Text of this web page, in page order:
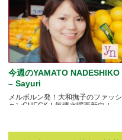
今週のYAMATO NADESHIKO
– Sayuri
メルボルン発！大和撫子のファッシ
ョンCHECK！毎週水曜更新中！